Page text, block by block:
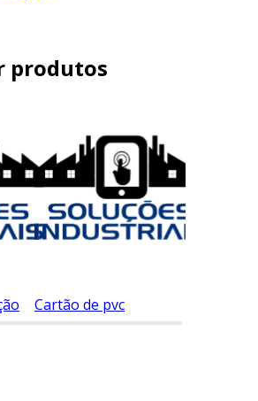
produtos
Cartão de pvc